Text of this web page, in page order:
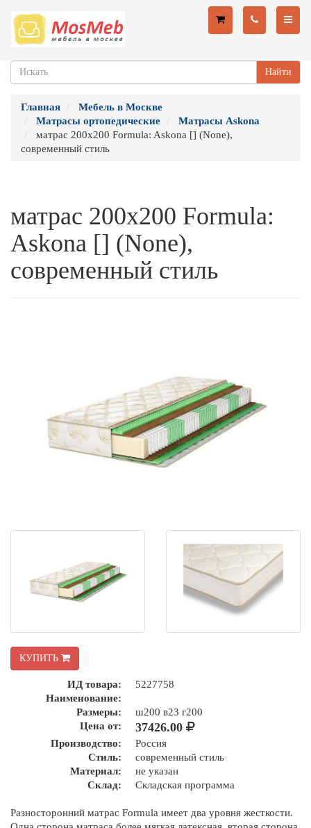
Найти
Главная
Мебель в Москве
Матрасы ортопедические
Матрасы Askona
матрас 200х200 Formula: Askona [] (None),
современный стиль
матрас 200х200 Formula:
Askona [] (None),
современный стиль
КУПИТЬ
ИД товара:
5227758
Наименование:
Размеры:
ш200 в23 г200
Цена от:
37426.00
Производство:
Россия
Стиль:
современный стиль
Материал:
не указан
Склад:
Складская программа
Разносторонний матрас Formula имеет два уровня жесткости.